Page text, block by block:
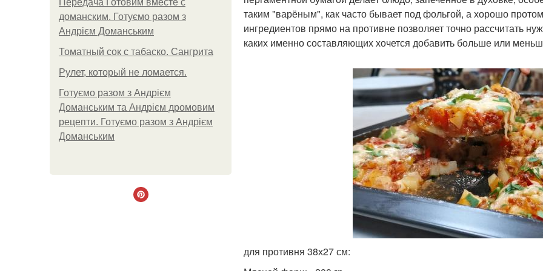
Передача Готовим вместе с
доманским. Готуємо разом з
Андрієм Доманським
Томатный сок с табаско. Сангрита
Рулет, который не ломается.
Готуємо разом з Андрієм
Доманським та Андрієм дромовим
рецепти. Готуємо разом з Андрієм
Доманським
таким "варёным", как часто бывает под фольгой, а хорошо
ингредиентов прямо на противне позволяет точно рассчитать
каких именно составляющих хочется добавить больше или
для противня 38х27 см: